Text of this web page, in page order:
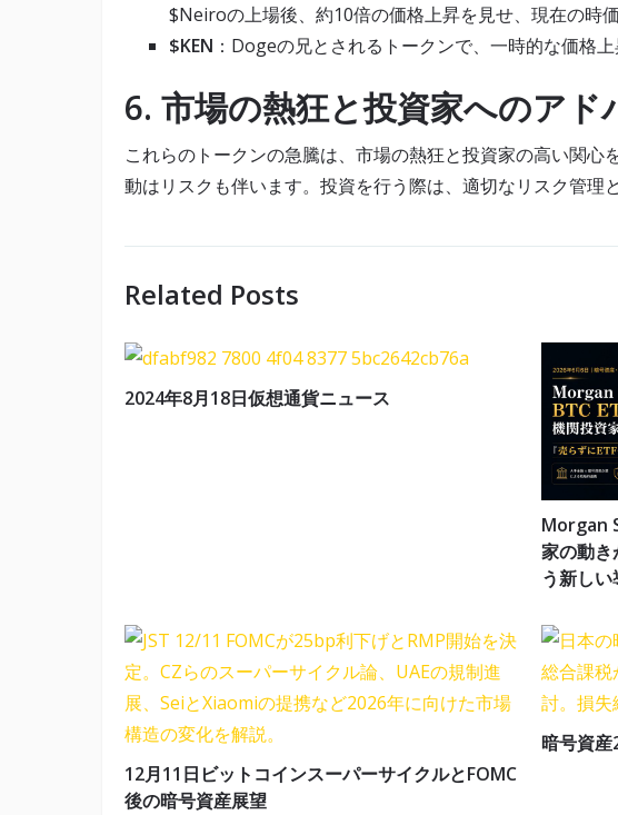
$Neiroの上場後、約10倍の価格上昇を見せ、現在の時価
$KEN ：Dogeの兄とされるトークンで、一時的な価格
6. 市場の熱狂と投資家へのアド
これらのトークンの急騰は、市場の熱狂と投資家の高い関心
動はリスクも伴います。投資を行う際は、適切なリスク管理
Related Posts
2024年8月18日仮想通貨ニュース
Morgan
家の動
う新しい
12月11日ビットコインスーパーサイクルとFOMC
後の暗号資産展望
暗号資